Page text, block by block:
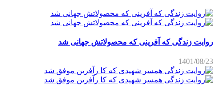
روایت زندگی که آفرینی که محصولاتش جهانی شد
1401/08/23